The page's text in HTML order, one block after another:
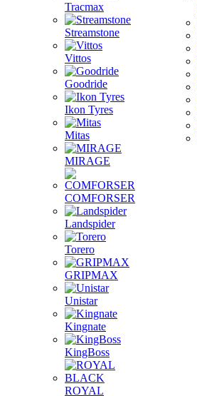
Tracmax
Streamstone
Vittos
Goodride
Ikon Tyres
Mitas
MIRAGE
COMFORSER
Landspider
Torero
GRIPMAX
Unistar
Kingnate
KingBoss
ROYAL